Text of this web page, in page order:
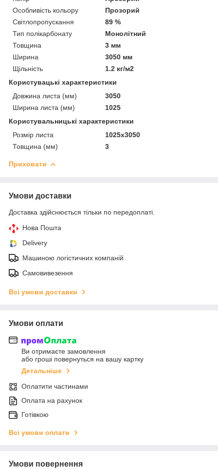
Особливість кольору
Прозорий
Світлопропускання
89 %
Тип полікарбонату
Монолітний
Товщина
3 мм
Ширина
3050 мм
Щільність
1.2 кг/м2
Користувацькi характеристики
Довжина листа (мм)
3050
Ширина листа (мм)
1025
Користувальницькі характеристики
Розмір листа
1025х3050
Товщина (мм)
3
Приховати
Умови доставки
Доставка здійснюється тільки по передоплаті.
Нова Пошта
Delivery
Машиною логістичних компаній
Самовивезення
Всі умови доставки
Умови оплати
Ви отримаєте замовлення
або гроші повернуться на вашу картку
Детальніше
Оплатити частинами
Оплата на рахунок
Готівкою
Всі умови оплати
Умови повернення